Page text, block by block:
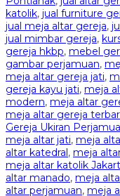
katolik, jual furniture
jual meja altar gereja,
jual mimbar gereja,
gereja hkbp, mebel
gambar perjamuan,
meja altar gereja jati,
gereja kayu jati, meja
modern, meja altar
meja altar gereja
Gereja Ukiran
meja altar jati, meja
altar katedral, meja
meja altar katolik
altar manado, meja
altar perjamuan, meja